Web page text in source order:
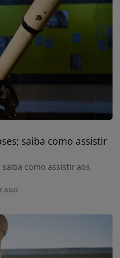
saiba como assistir
como assistir aos
AGO